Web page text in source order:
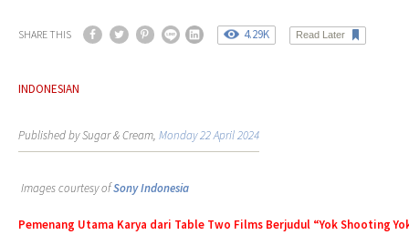
SHARE THIS 4.29K Read Later
INDONESIAN
Published by Sugar & Cream, Monday 22 April 2024
Images courtesy ofSony Indonesia
Pemenang Utama Karya dari Table Two Films Berjudul “Yok Shooting